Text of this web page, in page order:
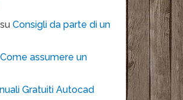
suConsigli da parte di un
Come assumere un
Gratuiti Autocad